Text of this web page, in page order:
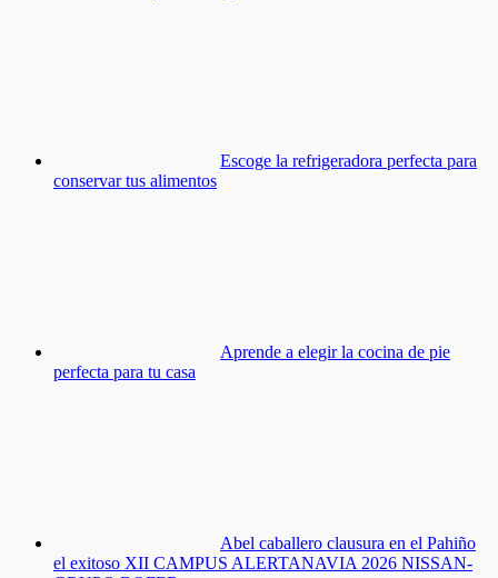
Escoge la refrigeradora perfecta para
conservar tus alimentos
Aprende a elegir la cocina de pie
perfecta para tu casa
Abel caballero clausura en el Pahiño
el exitoso XII CAMPUS ALERTANAVIA 2026 NISSAN-